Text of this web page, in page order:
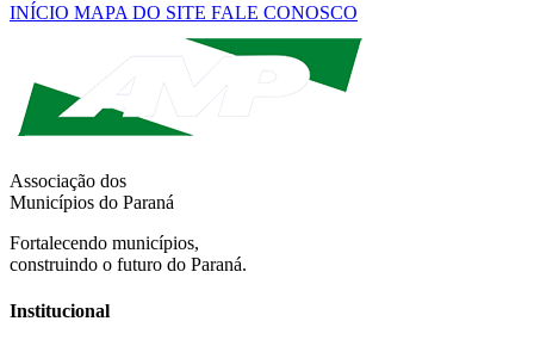
INÍCIO MAPA DO SITE FALE CONOSCO
Associação dos
Municípios do Paraná
Fortalecendo municípios,
construindo o futuro do Paraná.
Institucional